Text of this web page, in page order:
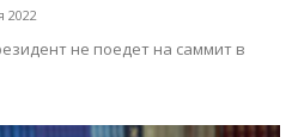
2022
не поедет на саммит в